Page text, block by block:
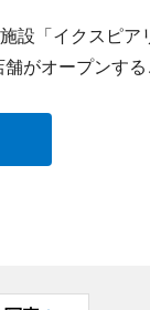
設「イクスピア
がオープンする